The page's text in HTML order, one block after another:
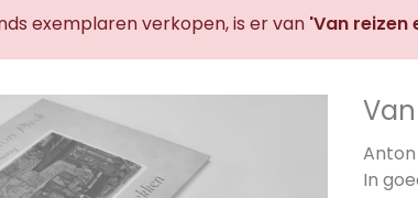
exemplaren verkopen, is er van 'Van reizen
Anton
In